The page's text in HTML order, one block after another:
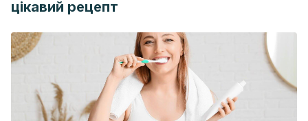
цікавий рецепт